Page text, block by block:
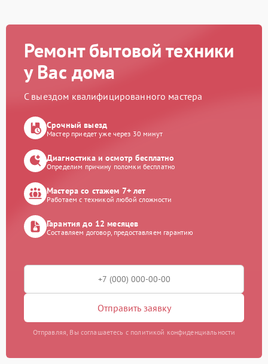
Ремонт бытовой техники
у Вас дома
С выездом квалифицированного мастера
Срочный выезд
Мастер приедет уже через 30 минут
Диагностика и осмотр бесплатно
Определим причину поломки бесплатно
Мастера со стажем 7+ лет
Работаем с техникой любой сложности
Гарантия до 12 месяцев
Составляем договор, предоставляем гарантию
Отправить заявку
Отправляя, Вы соглашаетесь с политикой конфиденциальности